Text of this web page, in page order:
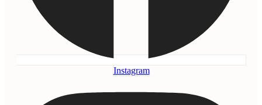
Instagram